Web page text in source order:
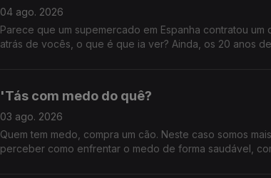
04 ago. 2026
Parece que um supemercado em Espanha contratou
atrás de vocês, o que é que ia ver? Ainda, os 20 anos
'Tás com medo do quê?
03 ago. 2026
Quem tem medo, compra um cão. Neste caso somos
perceber como enfrentar o medo de forma saudável,